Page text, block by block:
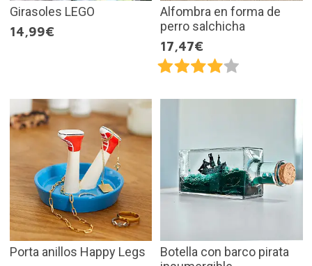
Girasoles LEGO
14,99€
Alfombra en forma de
perro salchicha
17,47€
Porta anillos Happy Legs
Botella con barco pirata